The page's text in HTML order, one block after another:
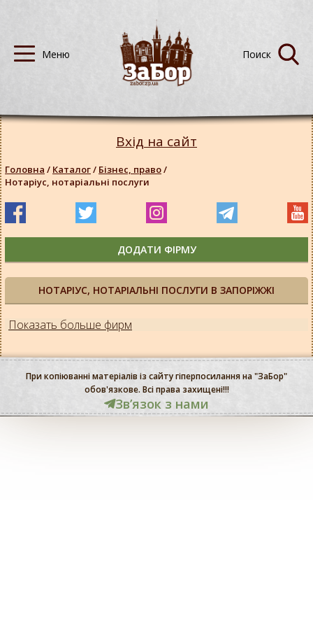
НОТАРІУС, НОТАРІАЛЬНІ ПОСЛУГИ В ЗАПОРІЖЖІ
Показать больше фирм
Вхід на сайт
Головна / Каталог/ Бізнес, право/
Нотаріус, нотаріальні послуги
ДОДАТИ ФІРМУ
При копіюванні матеріалів із сайту гіперпосилання на "ЗаБор"
обов'язкове. Всі права захищені!!!
Звʼязок з нами